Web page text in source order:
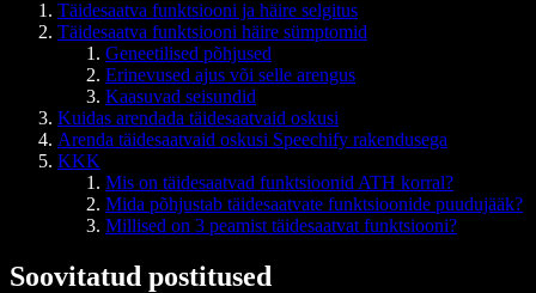
Täidesaatva funktsiooni ja häire selgitus
Täidesaatva funktsiooni häire sümptomid
Geneetilised põhjused
Erinevused ajus või selle arengus
Kaasuvad seisundid
Kuidas arendada täidesaatvaid oskusi
Arenda täidesaatvaid oskusi Speechify rakendusega
KKK
Mis on täidesaatvad funktsioonid ATH korral?
Mida põhjustab täidesaatvate funktsioonide puudujääk?
Millised on 3 peamist täidesaatvat funktsiooni?
Soovitatud postitused